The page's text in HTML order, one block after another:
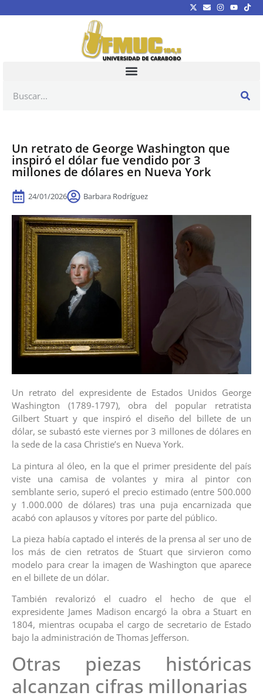
Un retrato de George Washington que
inspiró el dólar fue vendido por 3
millones de dólares en Nueva York
24/01/2026 Barbara Rodríguez
Un retrato del expresidente de Estados Unidos George
Washington (1789-1797), obra del popular retratista
Gilbert Stuart y que inspiró el diseño del billete de un
dólar, se subastó este viernes por 3 millones de dólares en
la sede de la casa Christie’s en Nueva York.
La pintura al óleo, en la que el primer presidente del país
viste una camisa de volantes y mira al pintor con
semblante serio, superó el precio estimado (entre 500.000
y 1.000.000 de dólares) tras una puja encarnizada que
acabó con aplausos y vítores por parte del público.
La pieza había captado el interés de la prensa al ser uno de
los más de cien retratos de Stuart que sirvieron como
modelo para crear la imagen de Washington que aparece
en el billete de un dólar.
También revalorizó el cuadro el hecho de que el
expresidente James Madison encargó la obra a Stuart en
1804, mientras ocupaba el cargo de secretario de Estado
bajo la administración de Thomas Jefferson.
Otras piezas históricas
alcanzan cifras millonarias